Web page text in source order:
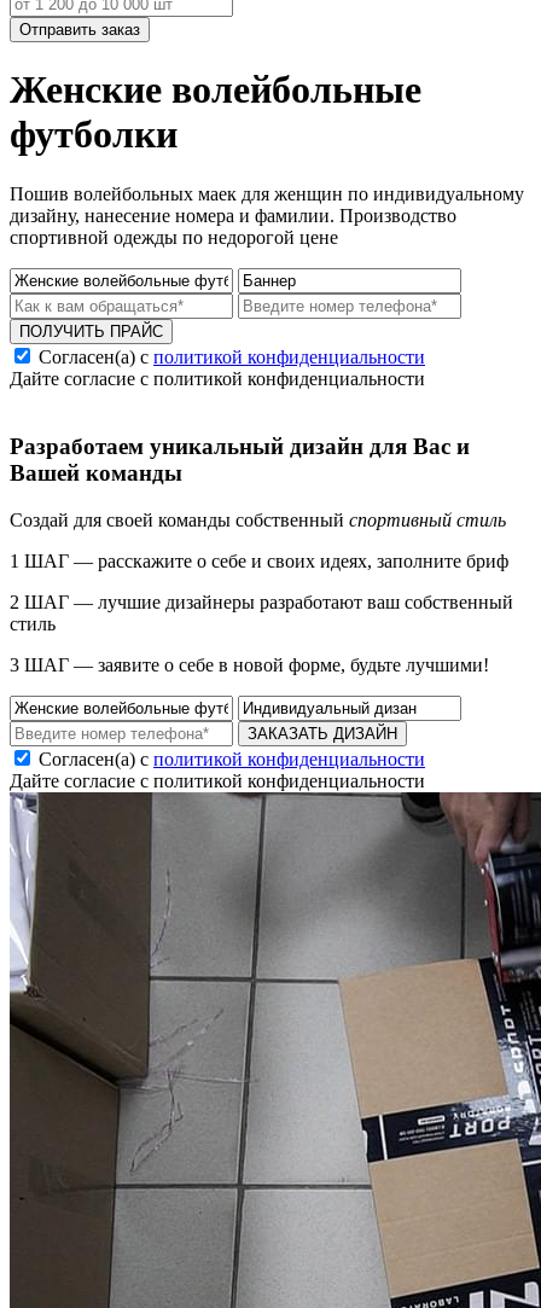
Отправить заказ
Женские волейбольные
футболки
Пошив волейбольных маек для женщин по индивидуальному
дизайну, нанесение номера и фамилии. Производство
спортивной одежды по недорогой цене
ПОЛУЧИТЬ ПРАЙС
Согласен(а) с политикой конфиденциальности
Дайте согласие с политикой конфиденциальности
Разработаем уникальный дизайн для Вас и
Вашей команды
Создай для своей команды собственный спортивный стиль
1 ШАГ — расскажите о себе и своих идеях, заполните бриф
2 ШАГ — лучшие дизайнеры разработают ваш собственный
стиль
3 ШАГ — заявите о себе в новой форме, будьте лучшими!
ЗАКАЗАТЬ ДИЗАЙН
Согласен(а) с политикой конфиденциальности
Дайте согласие с политикой конфиденциальности